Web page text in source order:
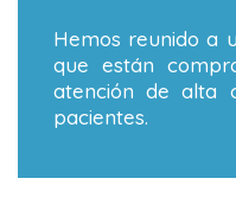
Hemos reunido a
que están
atención de alta
pacientes.